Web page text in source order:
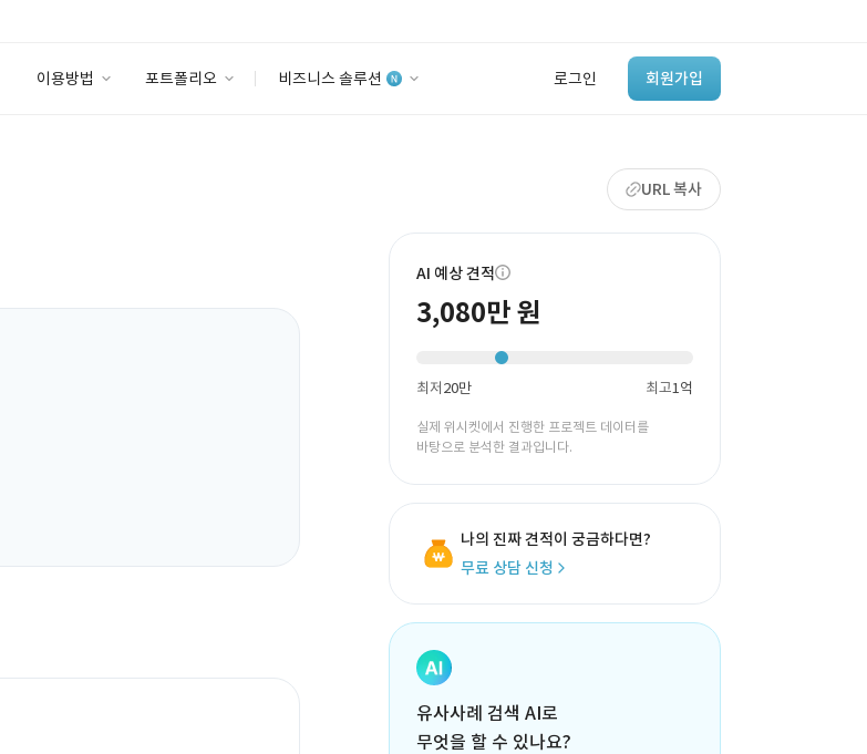
이용방법 포트폴리오 비즈니스 솔루션 로그인 회원가입
‘이런 거’ 만들어본
개발 회사 있어?
바로가기
URL 복사
AI 예상 견적
3,080만 원
최저20만 최고1억
실제 위시켓에서 진행한 프로젝트 데이터를
바탕으로 분석한 결과입니다.
나의 진짜 견적이 궁금하다면?
무료 상담 신청
유사사례 검색 AI로
무엇을 할 수 있나요?